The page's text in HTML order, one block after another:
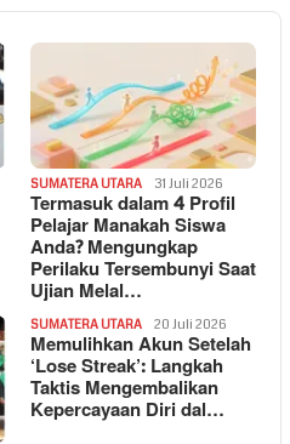
SUMATERA UTARA 31 Juli 2026
Termasuk dalam 4 Profil
Pelajar Manakah Siswa
Anda? Mengungkap
Perilaku Tersembunyi Saat
Ujian Melal…
SUMATERA UTARA 20 Juli 2026
Memulihkan Akun Setelah
‘Lose Streak’: Langkah
Taktis Mengembalikan
Kepercayaan Diri dal…